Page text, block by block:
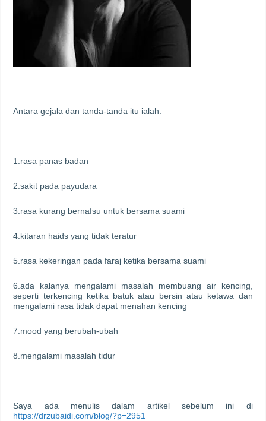
Antara gejala dan tanda-tanda itu ialah:
1.rasa panas badan
2.sakit pada payudara
3.rasa kurang bernafsu untuk bersama suami
4.kitaran haids yang tidak teratur
5.rasa kekeringan pada faraj ketika bersama suami
6.ada kalanya mengalami masalah membuang air kencing,
seperti terkencing ketika batuk atau bersin atau ketawa dan
mengalami rasa tidak dapat menahan kencing
7.mood yang berubah-ubah
8.mengalami masalah tidur
Saya ada menulis dalam artikel sebelum ini di
https://drzubaidi.com/blog/?p=2951